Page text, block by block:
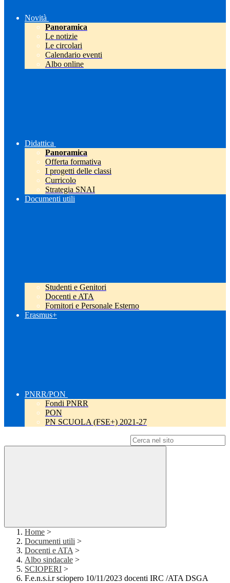
Novità
Panoramica
Le notizie
Le circolari
Calendario eventi
Albo online
Didattica
Panoramica
Offerta formativa
I progetti delle classi
Curricolo
Strategia SNAI
Documenti utili
Studenti e Genitori
Docenti e ATA
Fornitori e Personale Esterno
Erasmus+
PNRR/PON
Fondi PNRR
PON
PN SCUOLA (FSE+) 2021-27
Home >
Documenti utili >
Docenti e ATA >
Albo sindacale >
SCIOPERI >
F.e.n.s.i.r sciopero 10/11/2023 docenti IRC /ATA DSGA